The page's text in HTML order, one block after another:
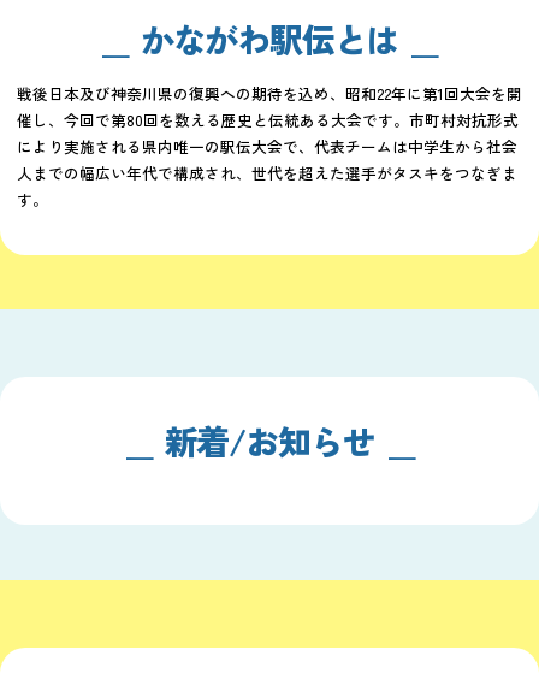
かながわ駅伝とは
戦後日本及び神奈川県の復興への期待を込め、昭和22年に第1回大会を開
催し、今回で第80回を数える歴史と伝統ある大会です。市町村対抗形式
により実施される県内唯一の駅伝大会で、代表チームは中学生から社会
人までの幅広い年代で構成され、世代を超えた選手がタスキをつなぎま
す。
新着/お知らせ